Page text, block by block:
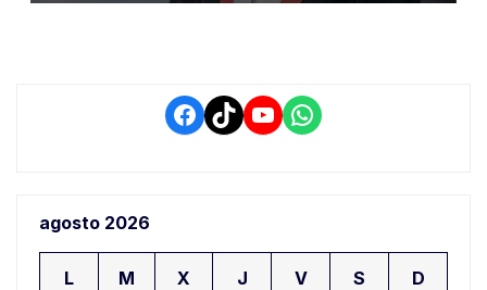
Facebook
TikTokYouTube
WhatsApp
agosto 2026
L M X J V S D